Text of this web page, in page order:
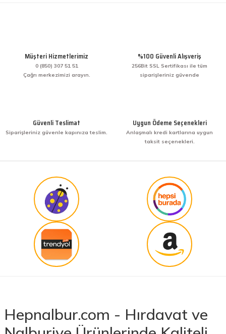
Müşteri Hizmetlerimiz
0 (850) 307 51 51
Çağrı merkezimizi arayın.
%100 Güvenli Alışveriş
256Bit SSL Sertifikası ile tüm
siparişleriniz güvende
Güvenli Teslimat
Siparişleriniz güvenle kapınıza teslim.
Uygun Ödeme Seçenekleri
Anlaşmalı kredi kartlarına uygun
taksit seçenekleri.
Hepnalbur.com - Hırdavat ve